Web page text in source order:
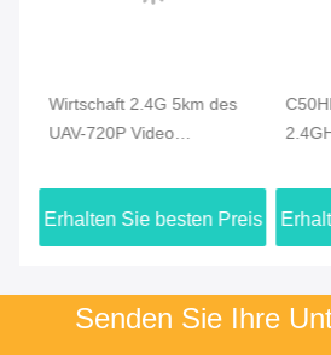
Wirtschaft 2.4G 5km des
UAV-720P Video
Videoübermittler-HDMI u.
Duplexdatenverbindung
Erhalten Sie besten Preis
Senden Sie Ihre